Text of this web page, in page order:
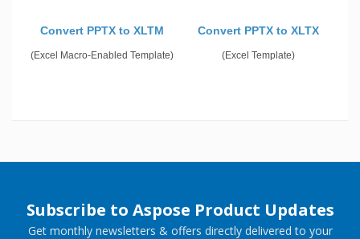
Convert PPTX to XLTM
(Excel Macro-Enabled Template)
Convert PPTX to XLTX
(Excel Template)
Subscribe to Aspose Product Updates
Get monthly newsletters & offers directly delivered to your